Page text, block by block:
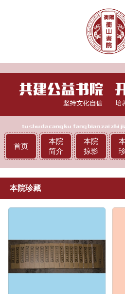
首页
本院
简介
本院
掠影
本院珍藏